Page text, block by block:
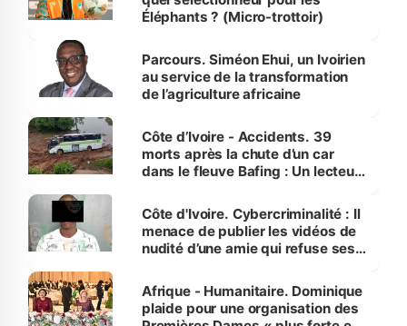
Éléphants ? (Micro-trottoir)
Parcours. Siméon Ehui, un Ivoirien
au service de la transformation
de l’agriculture africaine
Côte d’Ivoire - Accidents. 39
morts après la chute d’un car
dans le fleuve Bafing : Un lecteur
des Transports
Côte d'Ivoire. Cybercriminalité : Il
menace de publier les vidéos de
nudité d’une amie qui refuse ses
Afrique - Humanitaire. Dominique
plaide pour une organisation des